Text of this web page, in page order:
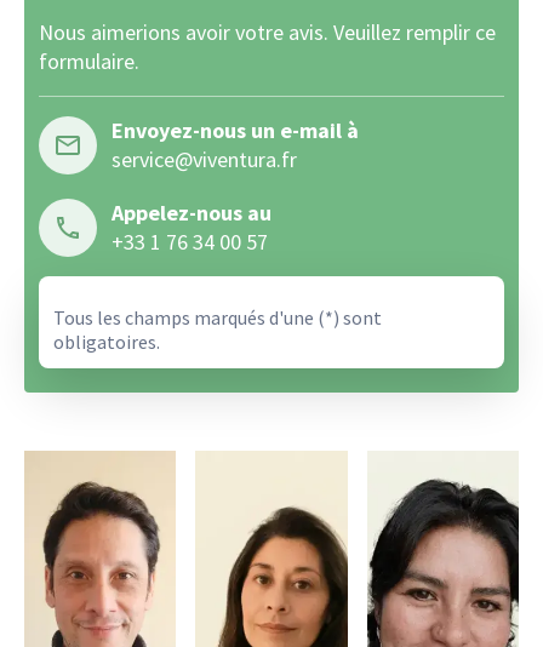
Nous aimerions avoir votre avis. Veuillez remplir ce
formulaire.
Envoyez-nous un e-mail à
service@viventura.fr
Appelez-nous au
+33 1 76 34 00 57
Tous les champs marqués d'une (*) sont
obligatoires.